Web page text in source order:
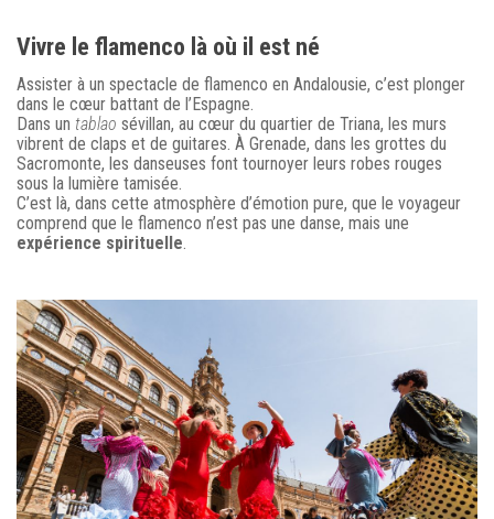
Vivre le flamenco là où il est né
Assister à un spectacle de flamenco en Andalousie, c’est plonger
dans le cœur battant de l’Espagne.
Dans un tablao sévillan, au cœur du quartier de Triana, les murs
vibrent de claps et de guitares. À Grenade, dans les grottes du
Sacromonte, les danseuses font tournoyer leurs robes rouges
sous la lumière tamisée.
C’est là, dans cette atmosphère d’émotion pure, que le voyageur
comprend que le flamenco n’est pas une danse, mais une
expérience spirituelle.